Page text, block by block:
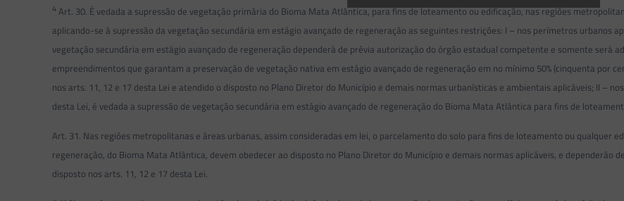
4 Art. 30. É vedada a supressão de vegetação primária do Bioma Mata Atlântica, para fins de loteamento ou edificação, nas regiões
aplicando-se à supressão da vegetação secundária em estágio avançado de regeneração as seguintes restrições: I – nos perímetros urbanos
vegetação secundária em estágio avançado de regeneração dependerá de prévia autorização do órgão estadual competente e somente será
empreendimentos que garantam a preservação de vegetação nativa em estágio avançado de regeneração em no mínimo 50% (cinquenta por
nos arts. 11, 12 e 17 desta Lei e atendido o disposto no Plano Diretor do Município e demais normas urbanísticas e ambientais aplicáveis; II –
desta Lei, é vedada a supressão de vegetação secundária em estágio avançado de regeneração do Bioma Mata Atlântica para fins de
Art. 31. Nas regiões metropolitanas e áreas urbanas, assim consideradas em lei, o parcelamento do solo para fins de loteamento ou qualquer
regeneração, do Bioma Mata Atlântica, devem obedecer ao disposto no Plano Diretor do Município e demais normas aplicáveis, e dependerão
disposto nos arts. 11, 12 e 17 desta Lei.